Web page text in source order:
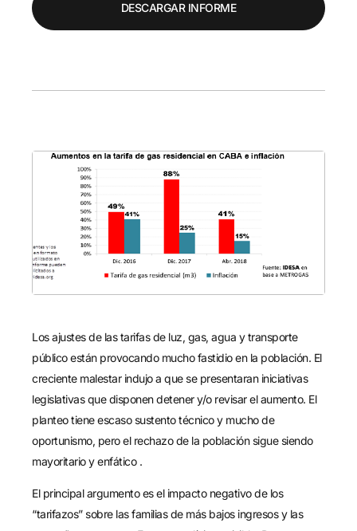
DESCARGAR INFORME
Los ajustes de las tarifas de luz, gas, agua y transporte
público están provocando mucho fastidio en la población. El
creciente malestar indujo a que se presentaran iniciativas
legislativas que disponen detener y/o revisar el aumento. El
planteo tiene escaso sustento técnico y mucho de
oportunismo, pero el rechazo de la población sigue siendo
mayoritario y enfático .
El principal argumento es el impacto negativo de los
“tarifazos” sobre las familias de más bajos ingresos y las